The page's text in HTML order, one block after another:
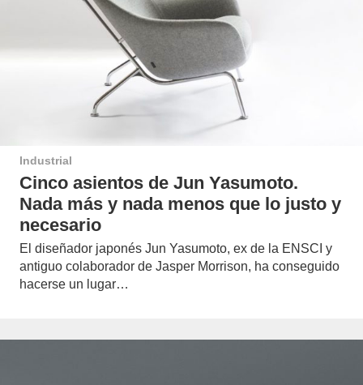
Industrial
Cinco asientos de Jun Yasumoto.
Nada más y nada menos que lo justo y
necesario
El diseñador japonés Jun Yasumoto, ex de la ENSCI y
antiguo colaborador de Jasper Morrison, ha conseguido
hacerse un lugar…